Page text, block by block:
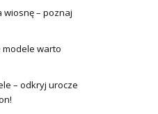
wiosnę – poznaj
modele warto
– odkryj urocze